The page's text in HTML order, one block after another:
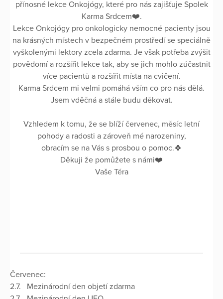
přínosné lekce Onkojógy, které pro nás zajišťuje Spolek
Karma Srdcem❤️.
Lekce Onkojógy pro onkologicky nemocné pacienty jsou
na krásných místech v bezpečném prostředí se speciálně
vyškolenými lektory zcela zdarma. Je však potřeba zvýšit
povědomí a rozšířit lekce tak, aby se jich mohlo zúčastnit
více pacientů a rozšířit místa na cvičení.
Karma Srdcem mi velmi pomáhá vším co pro nás dělá.
Jsem vděčná a stále budu děkovat.
Vzhledem k tomu, že se blíží červenec, měsíc letní
pohody a radosti a zároveň mé narozeniny,
obracím se na Vás s prosbou o pomoc.🍀
Děkuji že pomůžete s námi❤️
Vaše Téra
Červenec:
2.7. Mezinárodní den objetí zdarma